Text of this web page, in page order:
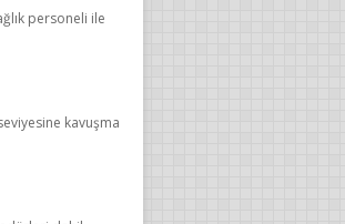
personeli ile
kavuşma